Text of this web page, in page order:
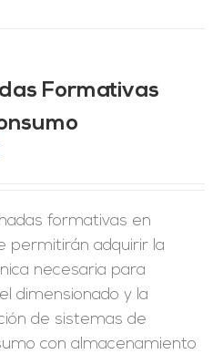
Formativas
formativas en
permitirán adquirir la
necesaria para
dimensionado y la
de sistemas de
con almacenamiento